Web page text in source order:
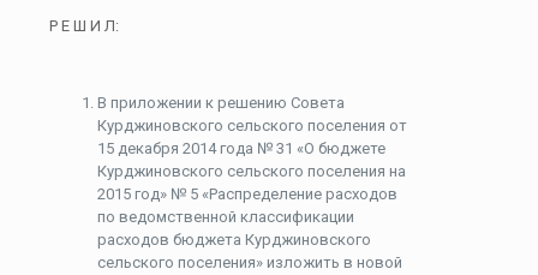
Р Е Ш И Л:
В приложении к решению Совета
Курджиновского сельского поселения от
15 декабря 2014 года № 31 «О бюджете
Курджиновского сельского поселения на
2015 год» № 5 «Распределение расходов
по ведомственной классификации
расходов бюджета Курджиновского
сельского поселения» изложить в новой